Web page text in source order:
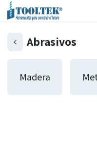
Abrasivos
Madera